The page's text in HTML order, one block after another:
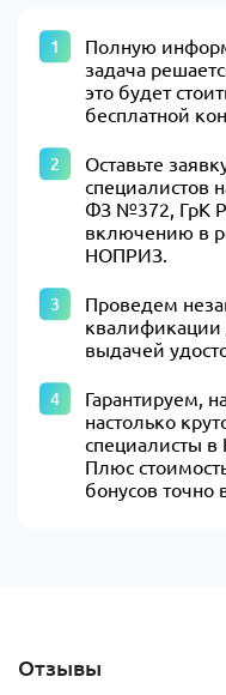
Полную
задача
это будет
бесплатной
Оставьте
специалистов
ФЗ №372, ГрК
включению в
НОПРИЗ.
Проведем
квалификации
выдачей
Гарантируем,
настолько
специалисты
Плюс
бонусов точно
Отзывы